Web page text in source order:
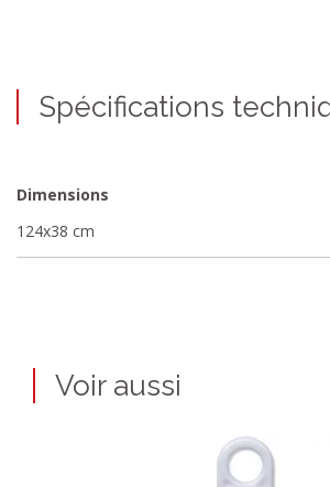
Spécifications
Dimensions
124x38 cm
Voir aussi